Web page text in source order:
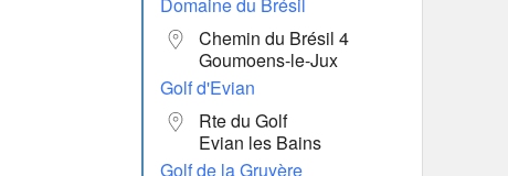
Domaine du Brésil
Chemin du Brésil 4
Goumoens-le-Jux
Golf d'Evian
Rte du Golf
Evian les Bains
Golf de la Gruyère